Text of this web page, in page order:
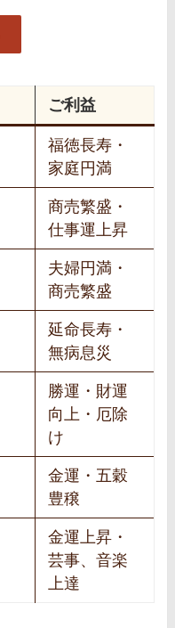
ご利益
福徳長寿・
家庭円満
商売繁盛・
仕事運上昇
夫婦円満・
商売繁盛
延命長寿・
無病息災
勝運・財運
向上・厄除
け
金運・五穀
豊穣
金運上昇・
芸事、音楽
上達